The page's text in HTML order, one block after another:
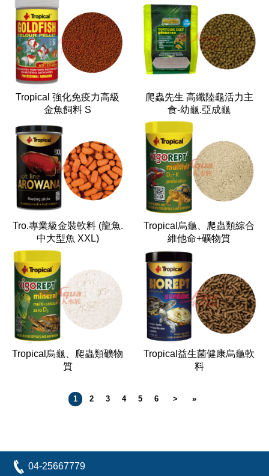
Tropical 強化免疫力高級
金魚飼料 S
爬蟲先生 高纖陸龜活力主
食-幼龜.亞成龜
Tro.專業級金裝軟料 (龍魚.
中大型魚 XXL)
Tropical烏龜、爬蟲類綜合
維他命+礦物質
Tropical烏龜、爬蟲類礦物
質
Tropical益生菌健康烏龜軟
料
1 2 3 4 5 6 > »
04-25667779